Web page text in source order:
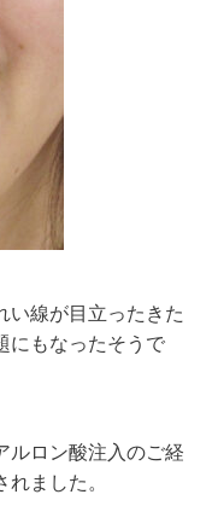
い線が目立ったきた
にもなったそうで
ルロン酸注入のご経
ました。